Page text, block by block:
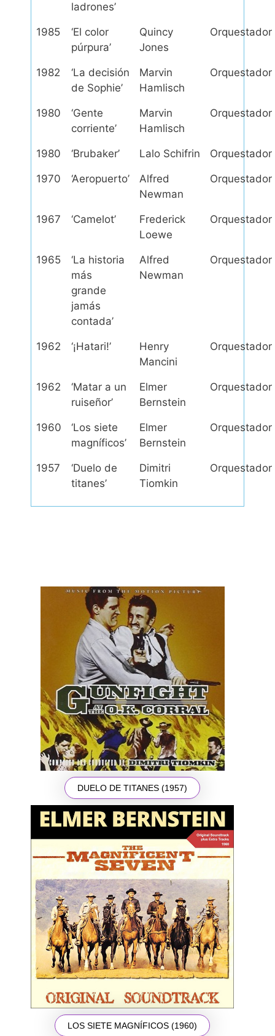
ladrones’
1985
‘El color
púrpura’
Quincy
Jones
Orquestador
1982
‘La decisión
de Sophie’
Marvin
Hamlisch
Orquestador
1980
‘Gente
corriente’
Marvin
Hamlisch
Orquestador
1980 ‘Brubaker’ Lalo Schifrin Orquestador
1970 ‘Aeropuerto’
Alfred
Newman
Orquestador
1967 ‘Camelot’
Frederick
Loewe
Orquestador
1965
‘La historia
más
grande
jamás
contada’
Alfred
Newman
Orquestador
1962 ‘¡Hatari!’
Henry
Mancini
Orquestador
1962
‘Matar a un
ruiseñor’
Elmer
Bernstein
Orquestador
1960
‘Los siete
magníficos’
Elmer
Bernstein
Orquestador
1957
‘Duelo de
titanes’
Dimitri
Tiomkin
Orquestador
LOS SIETE MAGNÍFICOS (1960)
DUELO DE TITANES (1957)